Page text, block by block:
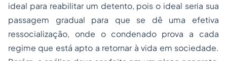
ideal para reabilitar um detento, pois o ideal seria sua
passagem gradual para que se dê uma efetiva
ressocialização, onde o condenado prova a cada
regime que está apto a retornar à vida em sociedade.